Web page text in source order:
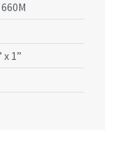
x 1”